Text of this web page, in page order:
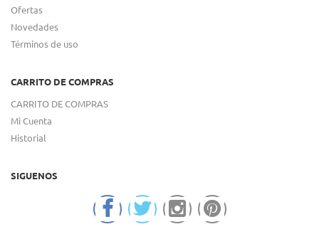
Ofertas
Novedades
Términos de uso
CARRITO DE COMPRAS
CARRITO DE COMPRAS
Mi Cuenta
Historial
SIGUENOS